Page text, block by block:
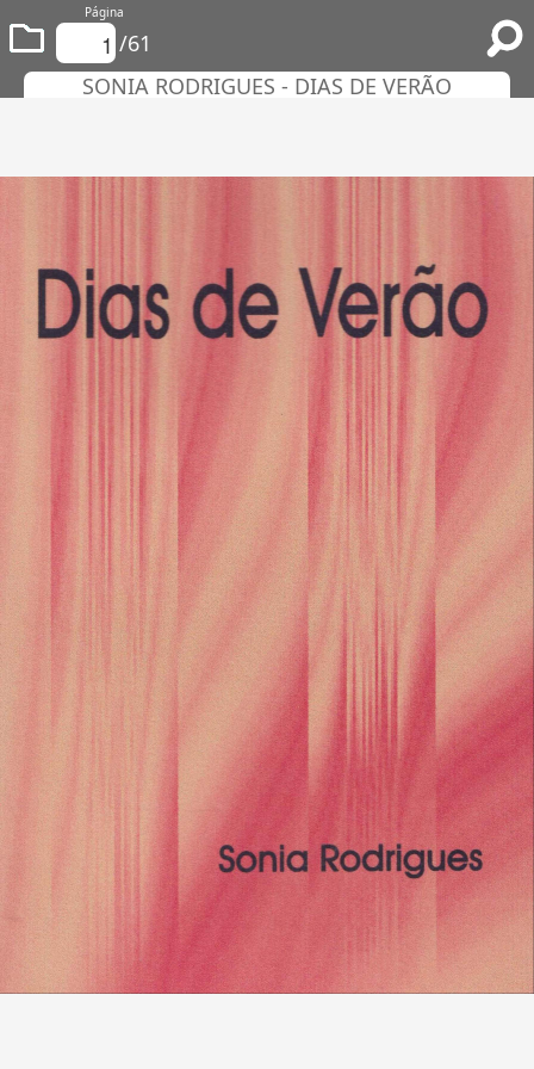
Página
/61
SONIA RODRIGUES - DIAS DE VERÃO